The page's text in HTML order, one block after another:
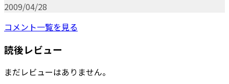
2009/04/28
コメント一覧を見る
読後レビュー
まだレビューはありません。